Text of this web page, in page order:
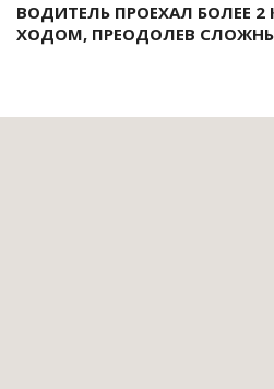
ВОДИТЕЛЬ ПРОЕХАЛ БОЛЕЕ
ХОДОМ, ПРЕОДОЛЕВ